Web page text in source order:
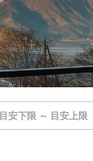
目安下限 ～ 目安上限